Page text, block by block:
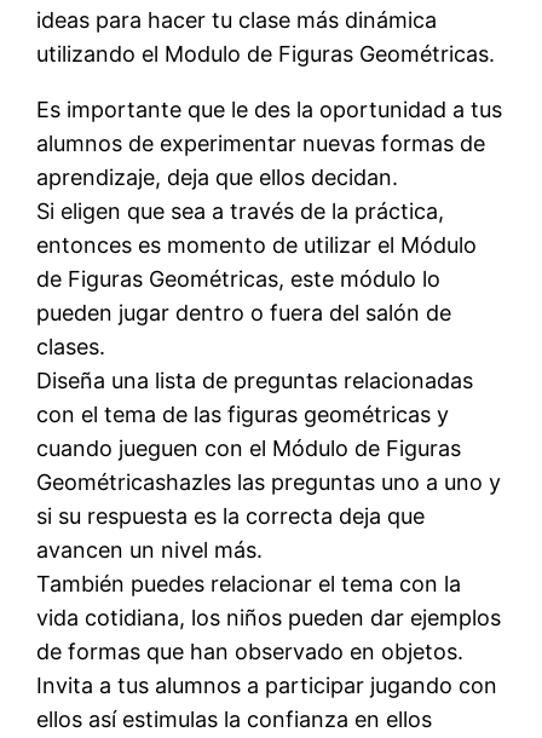
ideas para hacer tu clase más dinámica
utilizando el Modulo de Figuras Geométricas.
Es importante que le des la oportunidad a tus
alumnos de experimentar nuevas formas de
aprendizaje, deja que ellos decidan.
Si eligen que sea a través de la práctica,
entonces es momento de utilizar el Módulo
de Figuras Geométricas, este módulo lo
pueden jugar dentro o fuera del salón de
clases.
Diseña una lista de preguntas relacionadas
con el tema de las figuras geométricas y
cuando jueguen con el Módulo de Figuras
Geométricashazles las preguntas uno a uno y
si su respuesta es la correcta deja que
avancen un nivel más.
También puedes relacionar el tema con la
vida cotidiana, los niños pueden dar ejemplos
de formas que han observado en objetos.
Invita a tus alumnos a participar jugando con
ellos así estimulas la confianza en ellos